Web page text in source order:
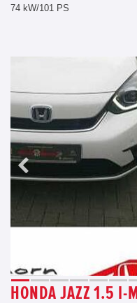
74 kW/101 PS
HONDA JAZZ 1.5 I-